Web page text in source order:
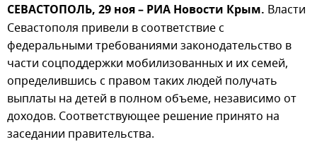
СЕВАСТОПОЛЬ, 29 ноя – РИА Новости Крым. Власти
Севастополя привели в соответствие с
федеральными требованиями законодательство в
части соцподдержки мобилизованных и их семей,
определившись с правом таких людей получать
выплаты на детей в полном объеме, независимо от
доходов. Соответствующее решение принято на
заседании правительства.